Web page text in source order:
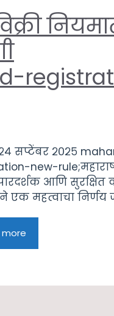
सप्टेंबर २०२५
new-
आणि सुरक्षित
एक महत्वाचा निर्णय
more